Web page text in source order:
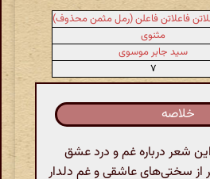
فاعلاتن فاعلن (رمل مثمن محذوف)
مثنوی
سید جابر موسوی
۷
خلاصه
شعر درباره غم و درد عشق
سختی‌های عاشقی و غم دلدار